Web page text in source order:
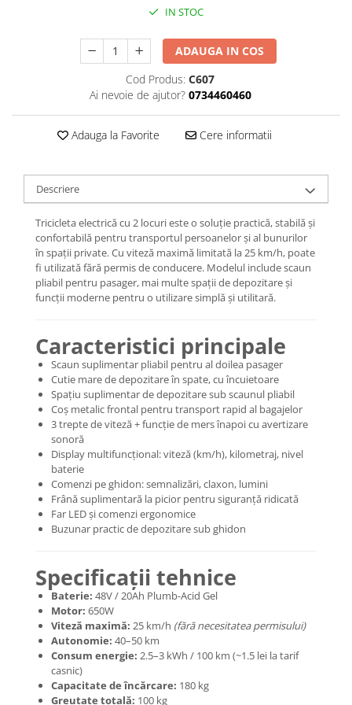
Acceleratoare & comenzi
Display-uri / ecrane
Controlere & Conversoare DC/DC
Încărcătoare
Prize de încărcare
Cabluri pentru baterii
Mecanică
Furci / mânere principale &
secundare
Pliere, pasadores & tije
Crickuri / suporturi parcare
Suspensii & amortizoare
Rulmenți
Transmisii & lanțuri
Claxoane / sonerii (timbres)
Frâne
Plăcuțe de frână
Etrieri
Cabluri de frână
Manete de frână
Consumabile & Unelte
Conectori
IN STOC
ADAUGA IN COS
Cod Produs: C607
Ai nevoie de ajutor? 0734460460
Adauga la Favorite Cere informatii
Descriere
Tricicleta electrică cu 2 locuri este o soluție practică, stabilă și
confortabilă pentru transportul persoanelor și al bunurilor
în spații private. Cu viteză maximă limitată la 25 km/h, poate
fi utilizată fără permis de conducere. Modelul include scaun
pliabil pentru pasager, mai multe spații de depozitare și
funcții moderne pentru o utilizare simplă și utilitară.
Caracteristici principale
Scaun suplimentar pliabil pentru al doilea pasager
Cutie mare de depozitare în spate, cu încuietoare
Spațiu suplimentar de depozitare sub scaunul pliabil
Coș metalic frontal pentru transport rapid al bagajelor
3 trepte de viteză + funcție de mers înapoi cu avertizare
sonoră
Display multifuncțional: viteză (km/h), kilometraj, nivel
baterie
Comenzi pe ghidon: semnalizări, claxon, lumini
Frână suplimentară la picior pentru siguranță ridicată
Far LED și comenzi ergonomice
Buzunar practic de depozitare sub ghidon
Specificații tehnice
Baterie: 48V / 20Ah Plumb-Acid Gel
Motor: 650W
Viteză maximă: 25 km/h (fără necesitatea permisului)
Autonomie: 40–50 km
Consum energie: 2.5–3 kWh / 100 km (~1.5 lei la tarif
casnic)
Capacitate de încărcare: 180 kg
Greutate totală: 100 kg